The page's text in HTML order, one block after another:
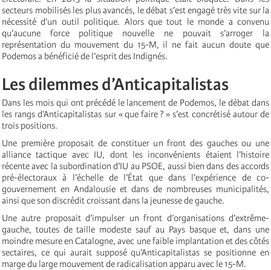
secteurs mobilisés les plus avancés, le débat s’est engagé très vite sur la
nécessité d’un outil politique. Alors que tout le monde a convenu
qu’aucune force politique nouvelle ne pouvait s’arroger la
représentation du mouvement du 15-M, il ne fait aucun doute que
Podemos a bénéficié de l’esprit des Indignés.
Les dilemmes d’Anticapitalistas
Dans les mois qui ont précédé le lancement de Podemos, le débat dans
les rangs d’Anticapitalistas sur « que faire ? » s’est concrétisé autour de
trois positions.
Une première proposait de constituer un front des gauches ou une
alliance tactique avec IU, dont les inconvénients étaient l’histoire
récente avec la subordination d’IU au PSOE, aussi bien dans des accords
pré-électoraux à l’échelle de l’État que dans l’expérience de co-
gouvernement en Andalousie et dans de nombreuses municipalités,
ainsi que son discrédit croissant dans la jeunesse de gauche.
Une autre proposait d’impulser un front d’organisations d’extrême-
gauche, toutes de taille modeste sauf au Pays basque et, dans une
moindre mesure en Catalogne, avec une faible implantation et des côtés
sectaires, ce qui aurait supposé qu’Anticapitalistas se positionne en
marge du large mouvement de radicalisation apparu avec le 15-M.